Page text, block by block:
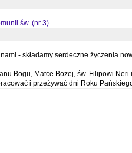
św. (nr 3)
- składamy serdeczne życzenia
Bogu, Matce Bożej, św. Filipowi
i przeżywać dni Roku